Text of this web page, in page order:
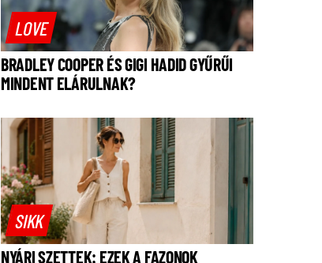
LOVE
BRADLEY COOPER ÉS GIGI HADID GYŰRŰI
MINDENT ELÁRULNAK?
SIKK
NYÁRI SZETTEK: EZEK A FAZONOK